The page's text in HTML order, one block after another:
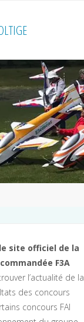
site officiel de la
F3A
l’actualité de la
des concours
concours FAI